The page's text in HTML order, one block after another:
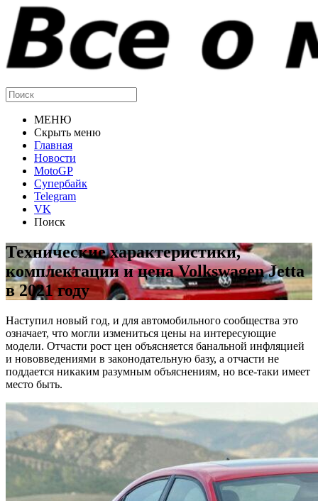
МЕНЮ
Скрыть меню
Главная
Новости
MotoGP
Супербайк
Telegram
VK
Поиск
Технические характеристики,
комплектации и цена Volkswagen Jetta
в 2021 году
Наступил новый год, и для автомобильного сообщества это
означает, что могли измениться цены на интересующие
модели. Отчасти рост цен объясняется банальной инфляцией
и нововведениями в законодательную базу, а отчасти не
поддается никаким разумным объяснениям, но все-таки имеет
место быть.